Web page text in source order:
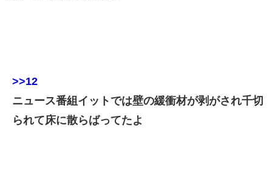
>>12
ニュース番組イットでは壁の緩衝材が剥がされ千切
られて床に散らばってたよ